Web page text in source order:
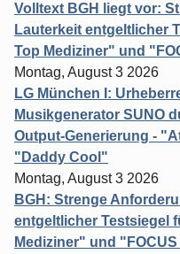
Volltext BGH liegt vor:
Lauterkeit entgeltlicher
Top Mediziner" und
Montag, August 3 2026
LG München I:
Musikgenerator SUNO
Output-Generierung -
"Daddy Cool"
Montag, August 3 2026
BGH: Strenge
entgeltlicher Testsiegel
Mediziner" und